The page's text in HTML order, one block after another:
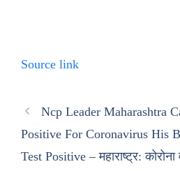
Source link
Ncp Leader Maharashtra
Positive For Coronavirus His
Test Positive – महाराष्ट्र: